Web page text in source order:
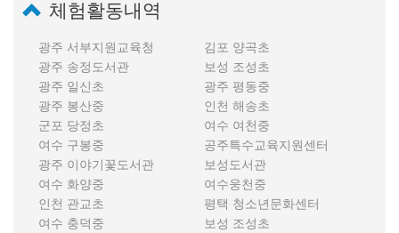
체험활동내역
광주 서부지원교육청
김포 양곡초
광주 송정도서관
보성 조성초
광주 일신초
광주 평동중
광주 봉산중
인천 해송초
군포 당정초
여수 여천중
여수 구봉중
공주특수교육지원센터
광주 이야기꽃도서관
보성도서관
여수 화양중
여수웅천중
인천 관교초
평택 청소년문화센터
여수 충덕중
보성 조성초